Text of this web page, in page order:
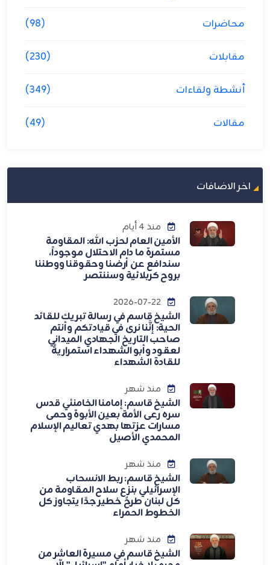
محاضرات (98)
مقابلات (230)
أنشطة ولقاءات (349)
مقالات (49)
اخر الاضافات
منذ 4 أيام
الأمين العام لحزب الله: المقاومة
مستمرة ما دام الاحتلال موجوداً،
سندافع عن أرضنا وحقوقنا ووطننا
بروح كربلائية وسننتصر
الشيخ قاسم في رسالة تبريك للقائد
الحية: إنَّنا نرى في قيادتكم وأنتم
صاحب التاريخ الجهادي الميداني
لعقود وأبو الشهداء استمراريةً
للقادة الشهداء
منذ شهر
الشيخ قاسم: إمامنا الخامنئي قدس
سره رعى الأمة بعين الأبوة وحمى
مسارات عزتها بهدي تعاليم الإسلام
المحمدي الأصيل
منذ شهر
الشيخ قاسم: ربط الانسحاب
الإسرائيلي بنزع سلاح المقاومة من
كل لبنان طرحٌ خطير جدًا يتجاوز كل
الخطوط الحمراء
منذ شهر
الشيخ قاسم في مسيرة العاشر من